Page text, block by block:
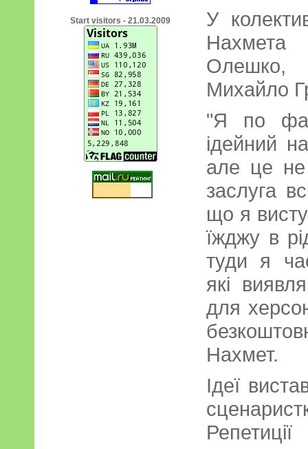
Start visitors - 21.03.2009
У
Олешко,
Михайло
"Я по
ідейний
але це не
заслуга
що я
їжджу в
туди я
які
для
Нахмет.
Ідеї